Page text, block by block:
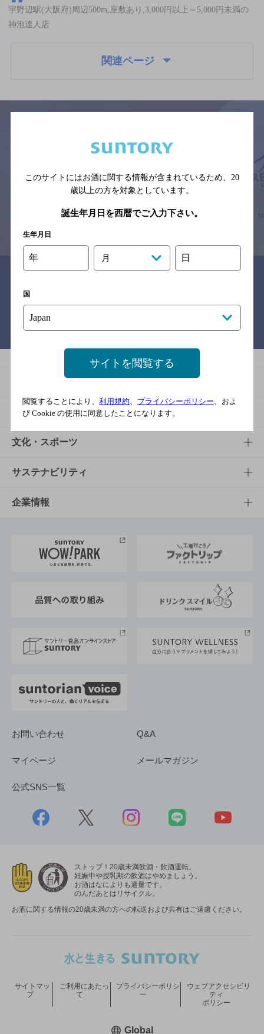
宇野辺駅(大阪府)周辺500m,座敷あり,3,000円以上～5,000円未満の
神泡達人店
関連ページ
サイトマップ ご意見・ご感想
予告なしに変更されることがありますので、
念のためお店にご確認の上ご来店くださいますようお願い申し上げま
関連リンク
バー検索サイト［BAR-NAVI］
商品TOP
商品一覧
商品発売情報
栄養成分一覧
知る・楽しむ
知る・楽しむTOP
キャンペーン
工場見学
地域情報
文化・スポーツ
文化・スポーツTOP
サントリーホール
サントリーサンバーズ大阪
サステナビリティ
サステナビリティTOP
サントリーが考えるサステナビリティ経営
企業情報
企業概要
採用情報
お問い合わせ Q&A
マイページ メールマガジン
公式SNS一覧
ストップ！20歳未満飲酒・飲酒運転。
妊娠中や授乳期の飲酒はやめましょう。
お酒はなによりも適量です。
のんだあとはリサイクル。
お酒に関する情報の20歳未満の方への転送および共有はご遠慮ください。
サイトマッ
プ
ご利用にあたっ
て
プライバシーポリシ
ー
ウェブアクセシビリ
ティ
ポリシー
Global新しいウィンドウで開く
このサイトにはお酒に関する情報が含まれているため、 20
歳以上の方を対象としています。
誕生年月日を西暦でご入力下さい。
生年月日
年 月 日
国
サイトを閲覧する
閲覧することにより、 利用規約、 プライバシーポリシー、およ
び Cookie の使用に同意したことになります。